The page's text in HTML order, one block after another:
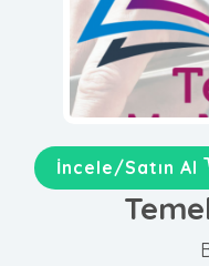
İncele/Satın Al